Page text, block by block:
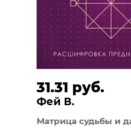
31.31 руб.
Фей В.
Матрица судьбы и